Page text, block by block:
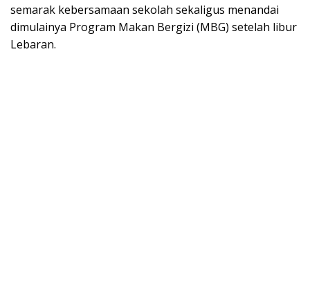
semarak kebersamaan sekolah sekaligus menandai
dimulainya Program Makan Bergizi (MBG) setelah libur
Lebaran.